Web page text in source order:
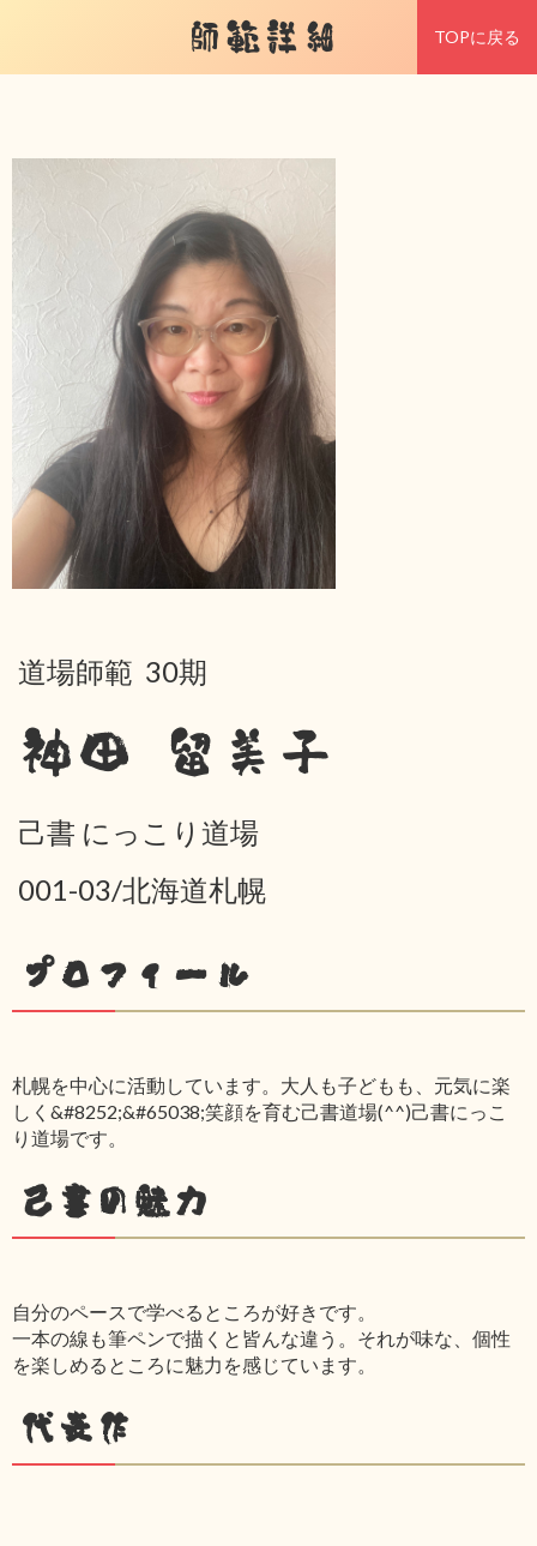
師範詳細 TOPに戻る
道場師範 30期
神田 留美子
己書 にっこり道場
001-03/北海道札幌
プロフィール
札幌を中心に活動しています。大人も子どもも、元気に楽
しく&#8252;&#65038;笑顔を育む己書道場(^^)己書にっこ
り道場です。
己書の魅力
自分のペースで学べるところが好きです。
一本の線も筆ペンで描くと皆んな違う。それが味な、個性
を楽しめるところに魅力を感じています。
代表作